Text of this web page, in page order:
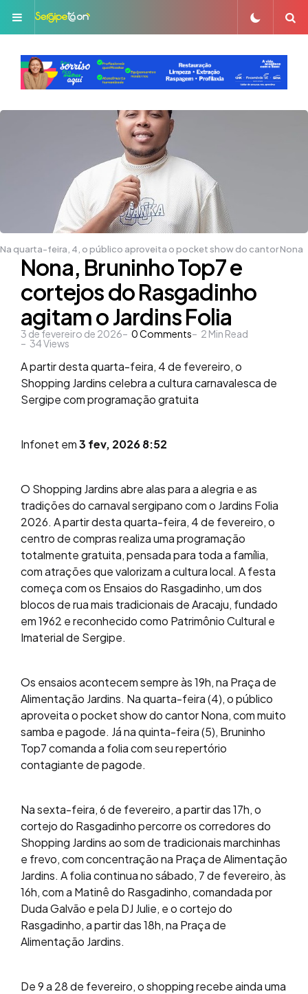
Menu
Na quarta-feira, 4, o público aproveita o pocket show do cantor Nona
Nona, Bruninho Top7 e
cortejos do Rasgadinho
agitam o Jardins Folia
3 de fevereiro de 2026 0Comments 2 Min Read
34Views
A partir desta quarta-feira, 4 de fevereiro, o
Shopping Jardins celebra a cultura carnavalesca de
Sergipe com programação gratuita
Infonet em3 fev, 2026 8:52
O Shopping Jardins abre alas para a alegria e as
tradições do carnaval sergipano com o Jardins Folia
2026. A partir desta quarta-feira, 4 de fevereiro, o
centro de compras realiza uma programação
totalmente gratuita, pensada para toda a família,
com atrações que valorizam a cultura local. A festa
começa com os Ensaios do Rasgadinho, um dos
blocos de rua mais tradicionais de Aracaju, fundado
em 1962 e reconhecido como Patrimônio Cultural e
Imaterial de Sergipe.
Os ensaios acontecem sempre às 19h, na Praça de
Alimentação Jardins. Na quarta-feira (4), o público
aproveita o pocket show do cantor Nona, com muito
samba e pagode. Já na quinta-feira (5), Bruninho
Top7 comanda a folia com seu repertório
contagiante de pagode.
Na sexta-feira, 6 de fevereiro, a partir das 17h, o
cortejo do Rasgadinho percorre os corredores do
Shopping Jardins ao som de tradicionais marchinhas
e frevo, com concentração na Praça de Alimentação
Jardins. A folia continua no sábado, 7 de fevereiro, às
16h, com a Matinê do Rasgadinho, comandada por
Duda Galvão e pela DJ Julie, e o cortejo do
Rasgadinho, a partir das 18h, na Praça de
Alimentação Jardins.
De 9 a 28 de fevereiro, o shopping recebe ainda uma